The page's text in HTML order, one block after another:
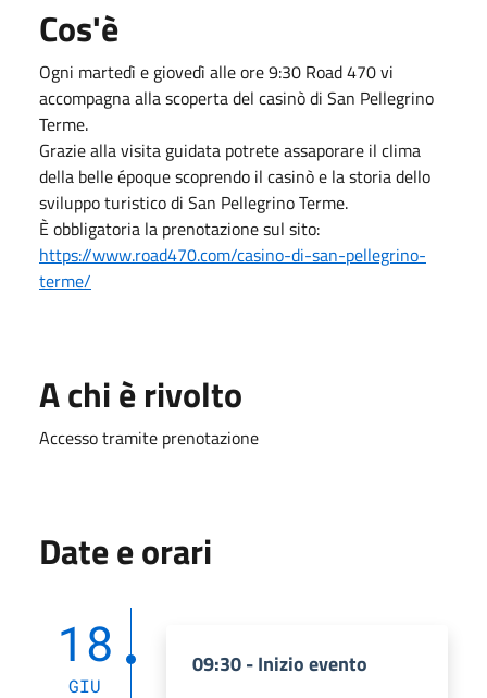
Cos'è
Ogni martedì e giovedì alle ore 9:30 Road 470 vi
accompagna alla scoperta del casinò di San Pellegrino
Terme.
Grazie alla visita guidata potrete assaporare il clima
della belle époque scoprendo il casinò e la storia dello
sviluppo turistico di San Pellegrino Terme.
È obbligatoria la prenotazione sul sito:
https://www.road470.com/casino-di-san-pellegrino-
terme/
A chi è rivolto
Accesso tramite prenotazione
Date e orari
18
GIU
09:30 - Inizio evento